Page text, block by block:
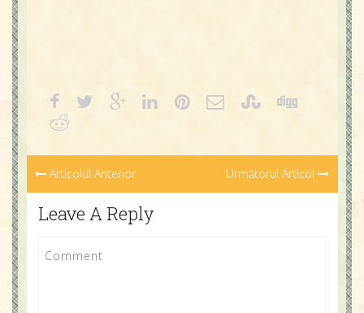
Articolul Anterior Următorul Articol
Leave A Reply